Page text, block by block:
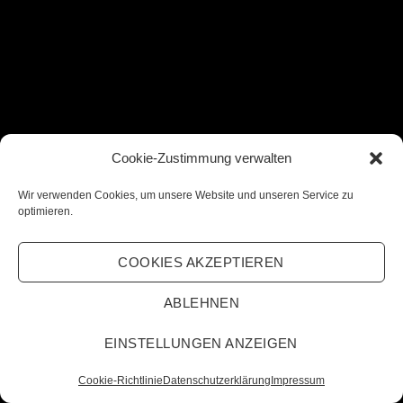
Cookie-Zustimmung verwalten
Wir verwenden Cookies, um unsere Website und unseren Service zu
optimieren.
COOKIES AKZEPTIEREN
ABLEHNEN
EINSTELLUNGEN ANZEIGEN
Cookie-Richtlinie Datenschutzerklärung Impressum